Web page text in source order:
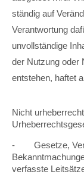
ständig auf
Verantwortung
unvollständige
der Nutzung oder
entstehen, haftet
Nicht
- Gesetze,
verfasste